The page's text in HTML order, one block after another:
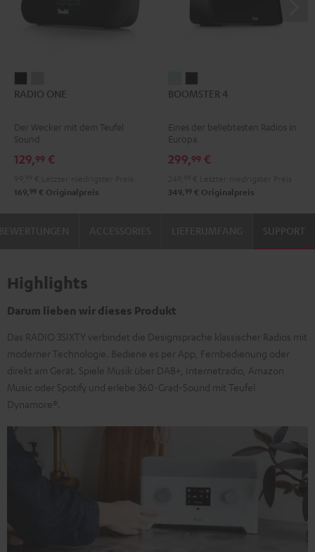
ONE ONE
Gray
RADIO ONE
Der Wecker mit dem Teufel
Sound
129,99 €
169, 99 € Originalpreis
4
Green
4
Black
BOOMSTER 4
Eines der beliebtesten Radios in
Europa.
299,99 €
349, 99 € Originalpreis
SUPPORT
Highlights
Darum lieben wir dieses Produkt
Das RADIO 3SIXTY verbindet die Designsprache klassischer Radios mit
moderner Technologie. Bediene es per App, Fernbedienung oder
direkt am Gerät. Spiele Musik über DAB+, Internetradio, Amazon
Music oder Spotify und erlebe 360-Grad-Sound mit Teufel
Dynamore®.